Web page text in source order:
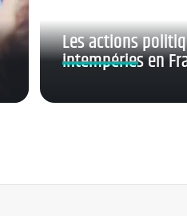
Les actions
intempéries en